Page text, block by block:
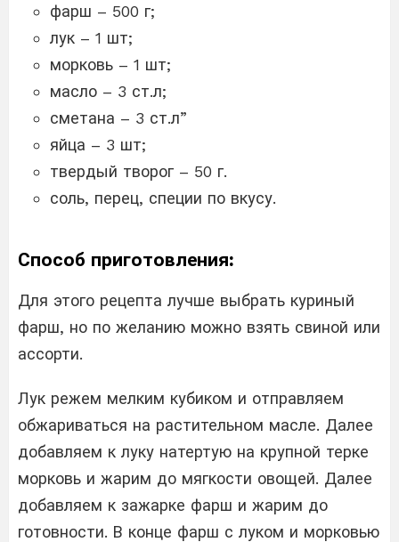
фарш – 500 г;
лук – 1 шт;
морковь – 1 шт;
масло – 3 ст.л;
сметана – 3 ст.л”
яйца – 3 шт;
твердый творог – 50 г.
соль, перец, специи по вкусу.
Способ приготовления:
Для этого рецепта лучше выбрать куриный
фарш, но по желанию можно взять свиной или
ассорти.
Лук режем мелким кубиком и отправляем
обжариваться на растительном масле. Далее
добавляем к луку натертую на крупной терке
морковь и жарим до мягкости овощей. Далее
добавляем к зажарке фарш и жарим до
готовности. В конце фарш с луком и морковью